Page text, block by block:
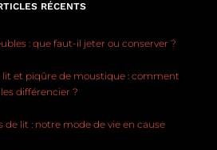
RÉCENTS
: que faut-il jeter ou conserver ?
lit et piqûre de moustique : comment
les différencier ?
de lit : notre mode de vie en cause